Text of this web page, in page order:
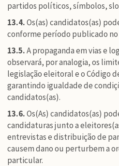
partidos políticos, símbolos,
13.4.Os(as) candidatos(as)
conforme período publicado
13.5.A propaganda em vias e
observará, por analogia, os
legislação eleitoral e o Código
garantindo igualdade de
candidatos(as).
13.6.Os(As) candidatos(as)
candidaturas junto a
entrevistas e distribuição de
causem dano ou perturbem a
particular.